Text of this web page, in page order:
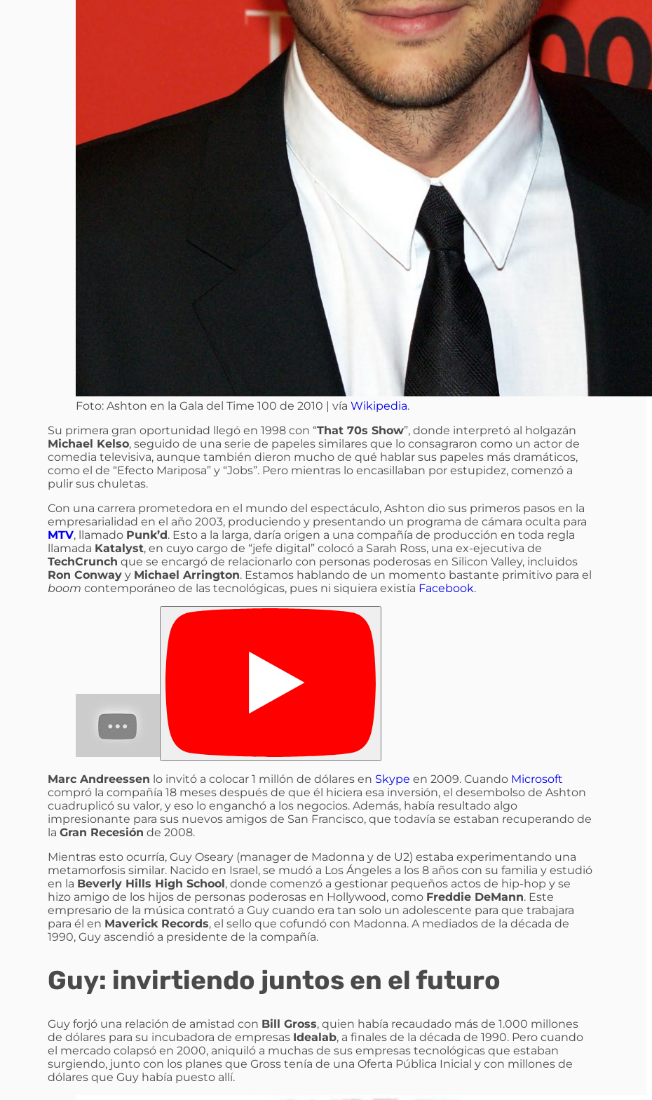
Foto: Ashton en la Gala del Time 100 de 2010 | vía Wikipedia.
Su primera gran oportunidad llegó en 1998 con “That 70s Show”, donde interpretó al holgazán
Michael Kelso, seguido de una serie de papeles similares que lo consagraron como un actor de
comedia televisiva, aunque también dieron mucho de qué hablar sus papeles más dramáticos,
como el de “Efecto Mariposa” y “Jobs”. Pero mientras lo encasillaban por estupidez, comenzó a
pulir sus chuletas.
Con una carrera prometedora en el mundo del espectáculo, Ashton dio sus primeros pasos en la
empresarialidad en el año 2003, produciendo y presentando un programa de cámara oculta para
MTV, llamado Punk’d. Esto a la larga, daría origen a una compañía de producción en toda regla
llamada Katalyst, en cuyo cargo de “jefe digital” colocó a Sarah Ross, una ex-ejecutiva de
TechCrunch que se encargó de relacionarlo con personas poderosas en Silicon Valley, incluidos
Ron Conway y Michael Arrington. Estamos hablando de un momento bastante primitivo para el
boom contemporáneo de las tecnológicas, pues ni siquiera existía Facebook.
Marc Andreessen lo invitó a colocar 1 millón de dólares en Skype en 2009. Cuando Microsoft
compró la compañía 18 meses después de que él hiciera esa inversión, el desembolso de Ashton
cuadruplicó su valor, y eso lo enganchó a los negocios. Además, había resultado algo
impresionante para sus nuevos amigos de San Francisco, que todavía se estaban recuperando de
la Gran Recesión de 2008.
Mientras esto ocurría, Guy Oseary (manager de Madonna y de U2) estaba experimentando una
metamorfosis similar. Nacido en Israel, se mudó a Los Ángeles a los 8 años con su familia y estudió
en la Beverly Hills High School, donde comenzó a gestionar pequeños actos de hip-hop y se
hizo amigo de los hijos de personas poderosas en Hollywood, como Freddie DeMann. Este
empresario de la música contrató a Guy cuando era tan solo un adolescente para que trabajara
para él en Maverick Records, el sello que cofundó con Madonna. A mediados de la década de
1990, Guy ascendió a presidente de la compañía.
Guy: invirtiendo juntos en el futuro
Guy forjó una relación de amistad con Bill Gross, quien había recaudado más de 1.000 millones
de dólares para su incubadora de empresas Idealab, a finales de la década de 1990. Pero cuando
el mercado colapsó en 2000, aniquiló a muchas de sus empresas tecnológicas que estaban
surgiendo, junto con los planes que Gross tenía de una Oferta Pública Inicial y con millones de
dólares que Guy había puesto allí.